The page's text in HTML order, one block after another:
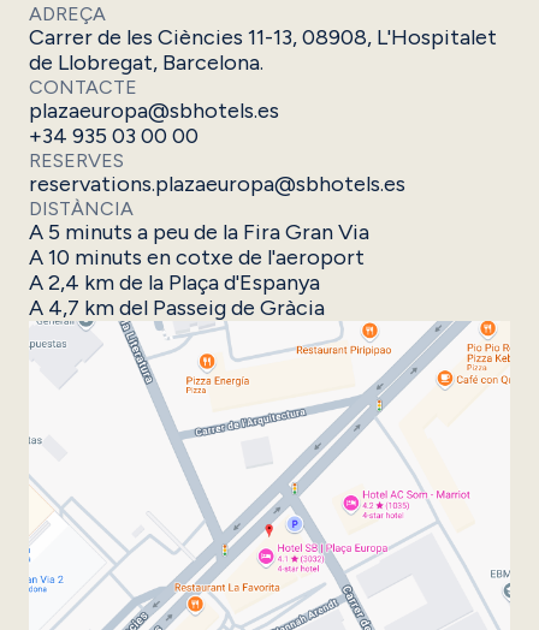
ADREÇA
Carrer de les Ciències 11-13, 08908, L'Hospitalet
de Llobregat, Barcelona.
CONTACTE
plazaeuropa@sbhotels.es
+34 935 03 00 00
RESERVES
reservations.plazaeuropa@sbhotels.es
DISTÀNCIA
A 5 minuts a peu de la Fira Gran Via
A 10 minuts en cotxe de l'aeroport
A 2,4 km de la Plaça d'Espanya
A 4,7 km del Passeig de Gràcia